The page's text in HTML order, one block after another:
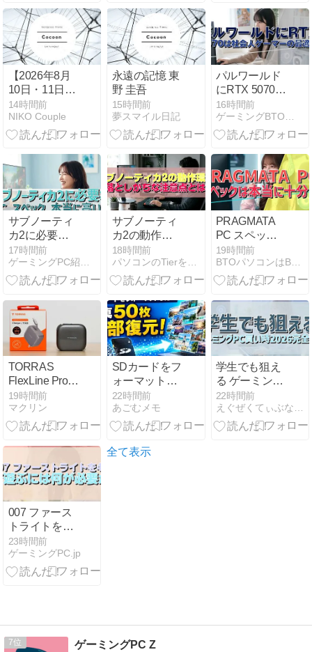
30%OFFの
20,800円
ルを発表
楽しいイヤホ
ン。
【2026年8月
10日・11日】
ソーシャルレ
ンディング＆
不動産CF 投
ド完全まとめ
｜今日・明日
の開始・締切
を総チェック
14時間前
NIKO Couple
永遠の記憶 東
野 圭吾
15時間前
夢スマイル日記
パルワールド
にRTX 5070は
社会人ゲーマ
ーの最適解
16時間前
サブノーティ
カ2に必要な
PC スペック
本当に高い？
17時間前
サブノーティ
カ2の動作環
境 見落としが
ちな注意点と
は？
18時間前
PRAGMATA
PC スペック
は本当に十
分？
19時間前
BTOパソコンはBuild To Orderの略
TORRAS
FlexLine Pro
60Wをレビュ
ー！全長1mの
巻き取り式ケ
した2ポート
60W充電器
19時間前
マクリン
SDカードをフ
ォーマットし
てしまった時
の復元方法｜
写真50枚が全
22時間前
あごむメモ
学生でも狙え
る ゲーミング
PC買い時
2026完全版
22時間前
007 ファース
トライトを4K
で遊ぶには何
が必要か
23時間前
ゲーミングPC.jp
全て表示
7 ゲーミングPC Z